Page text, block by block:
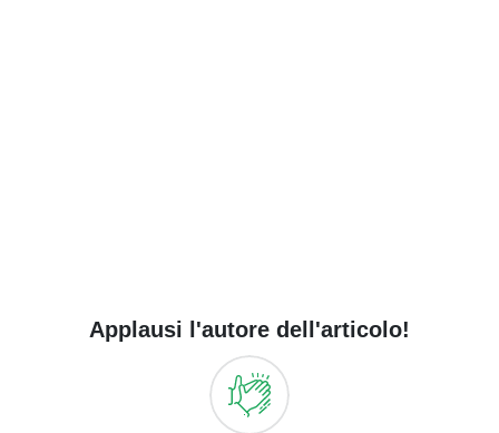
Applausi l'autore dell'articolo!